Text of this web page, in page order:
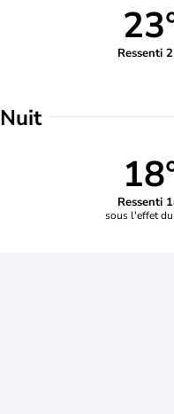
Ressenti
Nuit
Ressenti
sous l'effet